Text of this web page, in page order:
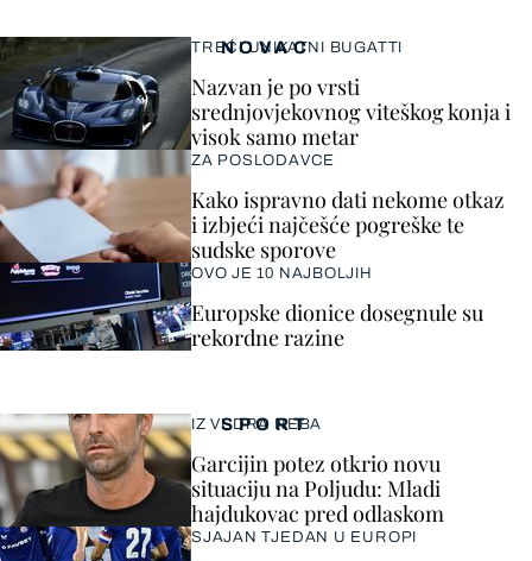
SPORT
IZ VEDRA NEBA
Garcijin potez otkrio novu
situaciju na Poljudu: Mladi
hajdukovac pred odlaskom
SJAJAN TJEDAN U EUROPI
NOVAC
TREĆI UNIKATNI BUGATTI
Nazvan je po vrsti
srednjovjekovnog viteškog konja i
visok samo metar
ZA POSLODAVCE
Kako ispravno dati nekome otkaz
i izbjeći najčešće pogreške te
sudske sporove
OVO JE 10 NAJBOLJIH
Europske dionice dosegnule su
rekordne razine